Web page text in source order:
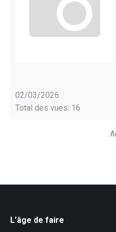
02/03/2026
Total des vues: 16
L’âge de faire